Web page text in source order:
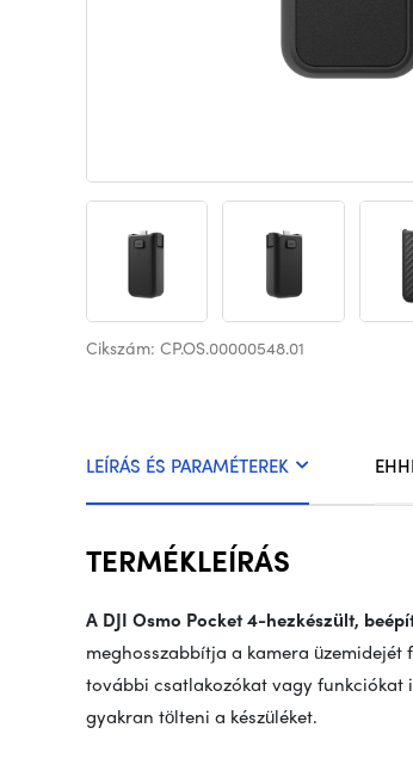
Cikszám: CP.OS.00000548.01
LEÍRÁS ÉS PARAMÉTEREK
TERMÉKLEÍRÁS
A DJI Osmo Pocket 4-hezkészült,
meghosszabbítja a kamera
további csatlakozókat vagy funkciókat
gyakran tölteni a készüléket.